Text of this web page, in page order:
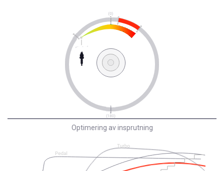
Optimering av insprutning